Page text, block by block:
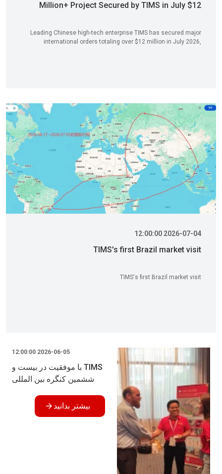
$12 Million+ Project Secured by TIMS in July
Leading Chinese high-tech enterprise TIMS has secured major
international orders totaling over $12 million in July 2026,
automated enamel and coating equipment.
2026-07-04 12:00:00
TIMS's first Brazil market visit
TIMS's first Brazil market visit
2026-06-05 12:00:00
TIMS با موفقیت در بیست و
ششمین کنگره بین المللی
بیشتر بدانید